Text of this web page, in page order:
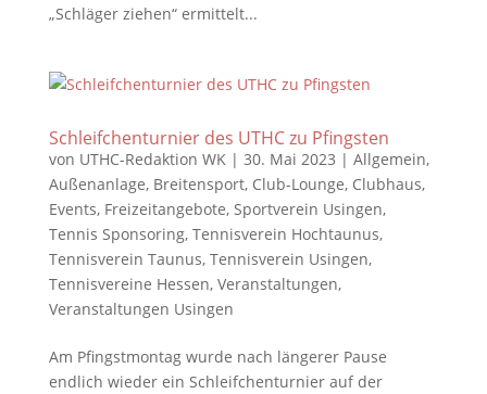
„Schläger ziehen“ ermittelt...
Schleifchenturnier des UTHC zu Pfingsten
von UTHC-Redaktion WK| 30. Mai 2023 | Allgemein,
Außenanlage, Breitensport, Club-Lounge, Clubhaus,
Events, Freizeitangebote, Sportverein Usingen,
Tennis Sponsoring, Tennisverein Hochtaunus,
Tennisverein Taunus, Tennisverein Usingen,
Tennisvereine Hessen, Veranstaltungen,
Veranstaltungen Usingen
Am Pfingstmontag wurde nach längerer Pause
endlich wieder ein Schleifchenturnier auf der